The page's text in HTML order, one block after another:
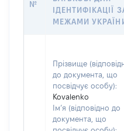
№
ІДЕНТИФІКАЦІЇ
МЕЖАМИ
Прізвище
до документа, що
посвідчує особу):
Kovalenko
Ім’я (відповідно до
документа, що